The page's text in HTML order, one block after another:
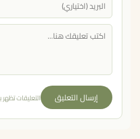
إرسال التعليق التعليقات